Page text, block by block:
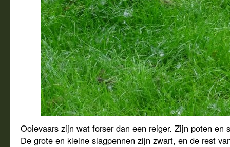
Ooievaars zijn wat forser dan een reiger. Zijn poten en
De grote en kleine slagpennen zijn zwart, en de rest